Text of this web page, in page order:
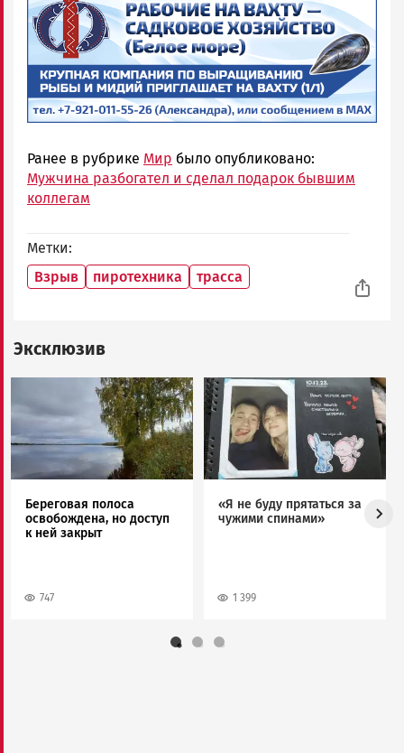
Ранее в рубрике Мир было опубликовано:
Мужчина разбогател и сделал подарок бывшим
коллегам
Метки
Взрыв
пиротехника трасса
Эксклюзив
Береговая полоса
освобождена, но доступ
к ней закрыт
747
Image
«Я не буду прятаться за
чужими спинами»
1 399